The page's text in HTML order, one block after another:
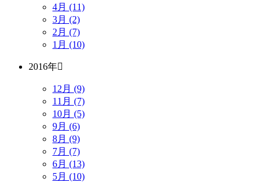
4月 (11)
3月 (2)
2月 (7)
1月 (10)
2016年
12月 (9)
11月 (7)
10月 (5)
9月 (6)
8月 (9)
7月 (7)
6月 (13)
5月 (10)